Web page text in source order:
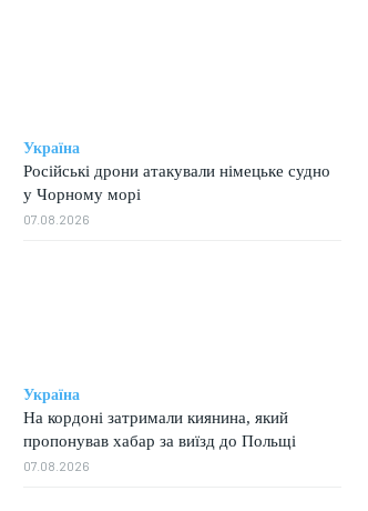
Україна
Російські дрони атакували німецьке судно
у Чорному морі
07.08.2026
Україна
На кордоні затримали киянина, який
пропонував хабар за виїзд до Польщі
07.08.2026